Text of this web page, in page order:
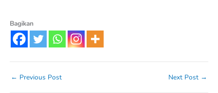
Bagikan
← Previous Post Next Post →